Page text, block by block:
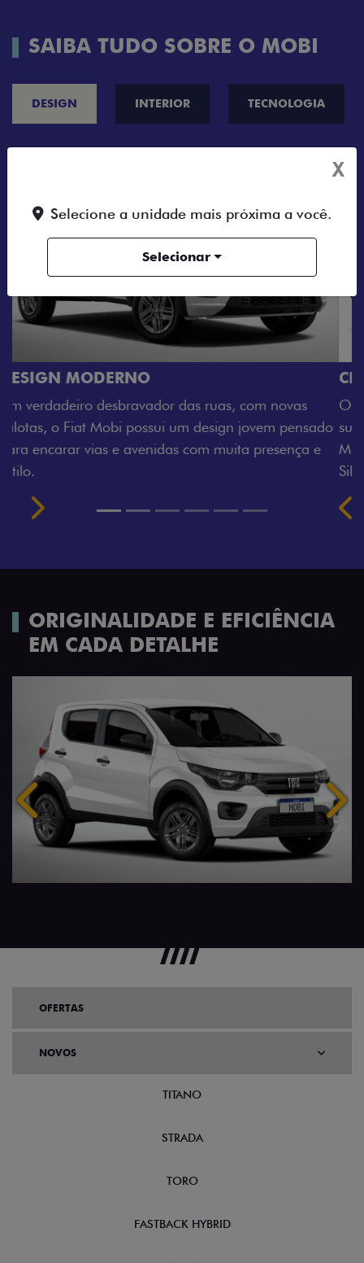
SAIBA TUDO SOBRE O MOBI
DESIGN INTERIOR TECNOLOGIA
CINCO OPÇÕES DE CORES
O Fiat Mobi tem sempre uma opção de cor que é a
sua cara. Escolha entre o Preto Vulcano, Vermelho
Montecarlo, Branco Banchisa, Prata Bari e Cinza
Silverstone.
Previous
Rodas de liga leve
ORIGINALIDADE E EFICIÊNCIA
EM CADA DETALHE
Anterior
OFERTAS
NOVOS
TITANO
STRADA
TORO
FASTBACK HYBRID
X
Selecione a unidade mais próxima a você.
Selecionar